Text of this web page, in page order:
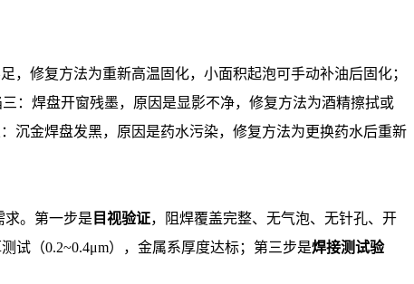
修复方法为重新高温固化，小面积起泡可手动补油后固化；
：焊盘开窗残墨，原因是显影不净，修复方法为酒精擦拭或
沉金焊盘发黑，原因是药水污染，修复方法为更换药水后重新
求。第一步是 目视验证，阻焊覆盖完整、无气泡、无针孔、开
试（0.2~0.4μm），金属系厚度达标；第三步是焊接测试验